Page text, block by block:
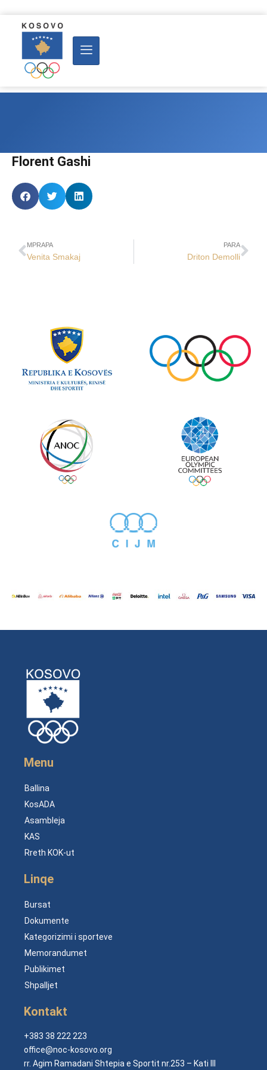
Florent Gashi
MPRAPA
Venita Smakaj
PARA
Driton Demolli
Menu
Ballina
KosADA
Asambleja
KAS
Rreth KOK-ut
Linqe
Bursat
Dokumente
Kategorizimi i sporteve
Memorandumet
Publikimet
Shpalljet
Kontakt
+383 38 222 223
office@noc-kosovo.org
rr. Agim Ramadani Shtepia e Sportit nr.253 – Kati III